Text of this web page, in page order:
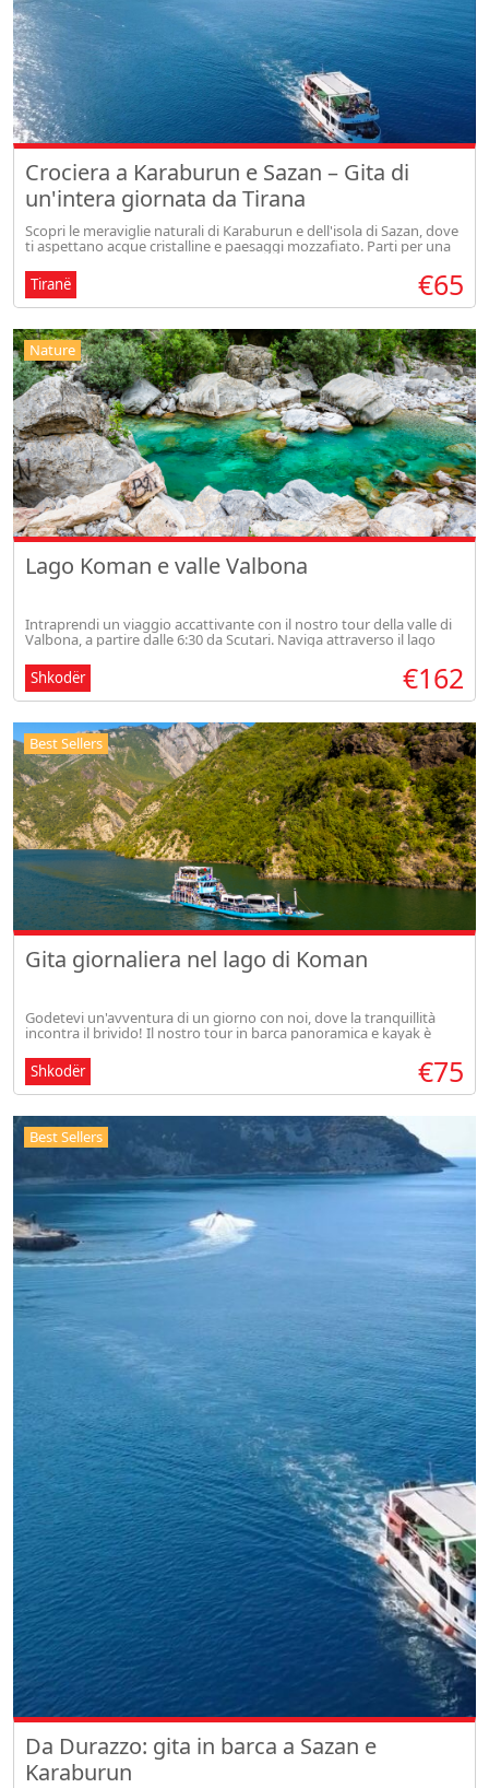
Crociera a Karaburun e Sazan – Gita di
un'intera giornata da Tirana
Scopri le meraviglie naturali di Karaburun e dell'isola di Sazan, dove
ti aspettano acque cristalline e paesaggi mozzafiato. Parti per una
Tiranë
€65
Nature
Lago Koman e valle Valbona
Intraprendi un viaggio accattivante con il nostro tour della valle di
Valbona, a partire dalle 6:30 da Scutari. Naviga attraverso il lago
Shkodër
€162
Best Sellers
Gita giornaliera nel lago di Koman
Godetevi un'avventura di un giorno con noi, dove la tranquillità
incontra il brivido! Il nostro tour in barca panoramica e kayak è
Shkodër
€75
Best Sellers
Da Durazzo: gita in barca a Sazan e
Karaburun